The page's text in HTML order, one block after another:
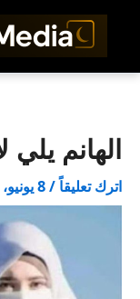
المحتوى
الهانم
اترك تعليقاً/8 يونيو، 2025